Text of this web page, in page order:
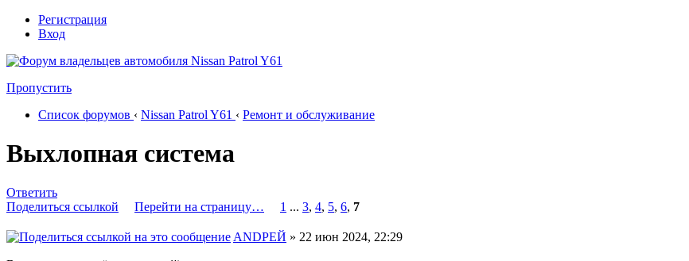
Регистрация
Вход
Пропустить
Список форумов ‹ Nissan Patrol Y61 ‹ Ремонт и обслуживание
Выхлопная система
Ответить
Поделиться ссылкой
Перейти на страницу… 1 ... 3, 4, 5, 6, 7
ANDРЕЙ » 22 июн 2024, 22:29